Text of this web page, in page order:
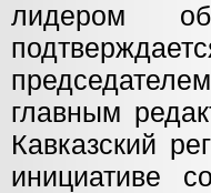
лидером
главным
Кавказский
инициативе